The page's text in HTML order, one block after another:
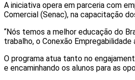
A iniciativa opera em parceria com
Comercial (Senac), na capacitação
“Nós temos a melhor educação do
trabalho, o Conexão
O programa atua tanto no
e encaminhando os alunos para as